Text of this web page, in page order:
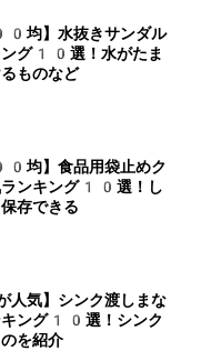
均】水抜きサンダル
ング10選！水がたま
ものなど
均】食品用袋止めク
ランキング10選！し
存できる
気】シンク渡しまな
キング10選！シンク
を紹介